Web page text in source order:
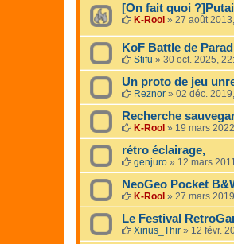
[On fait quoi
K-Rool » 27 août
KoF Battle de
Stifu » 30 oct. 2025,
Un proto de jeu
Reznor » 02 déc.
Recherche
K-Rool » 19 mars
rétro éclairage,
genjuro » 12 mars
NeoGeo Pocket
K-Rool » 27 mars
Le Festival
Xirius_Thir » 12 févr.